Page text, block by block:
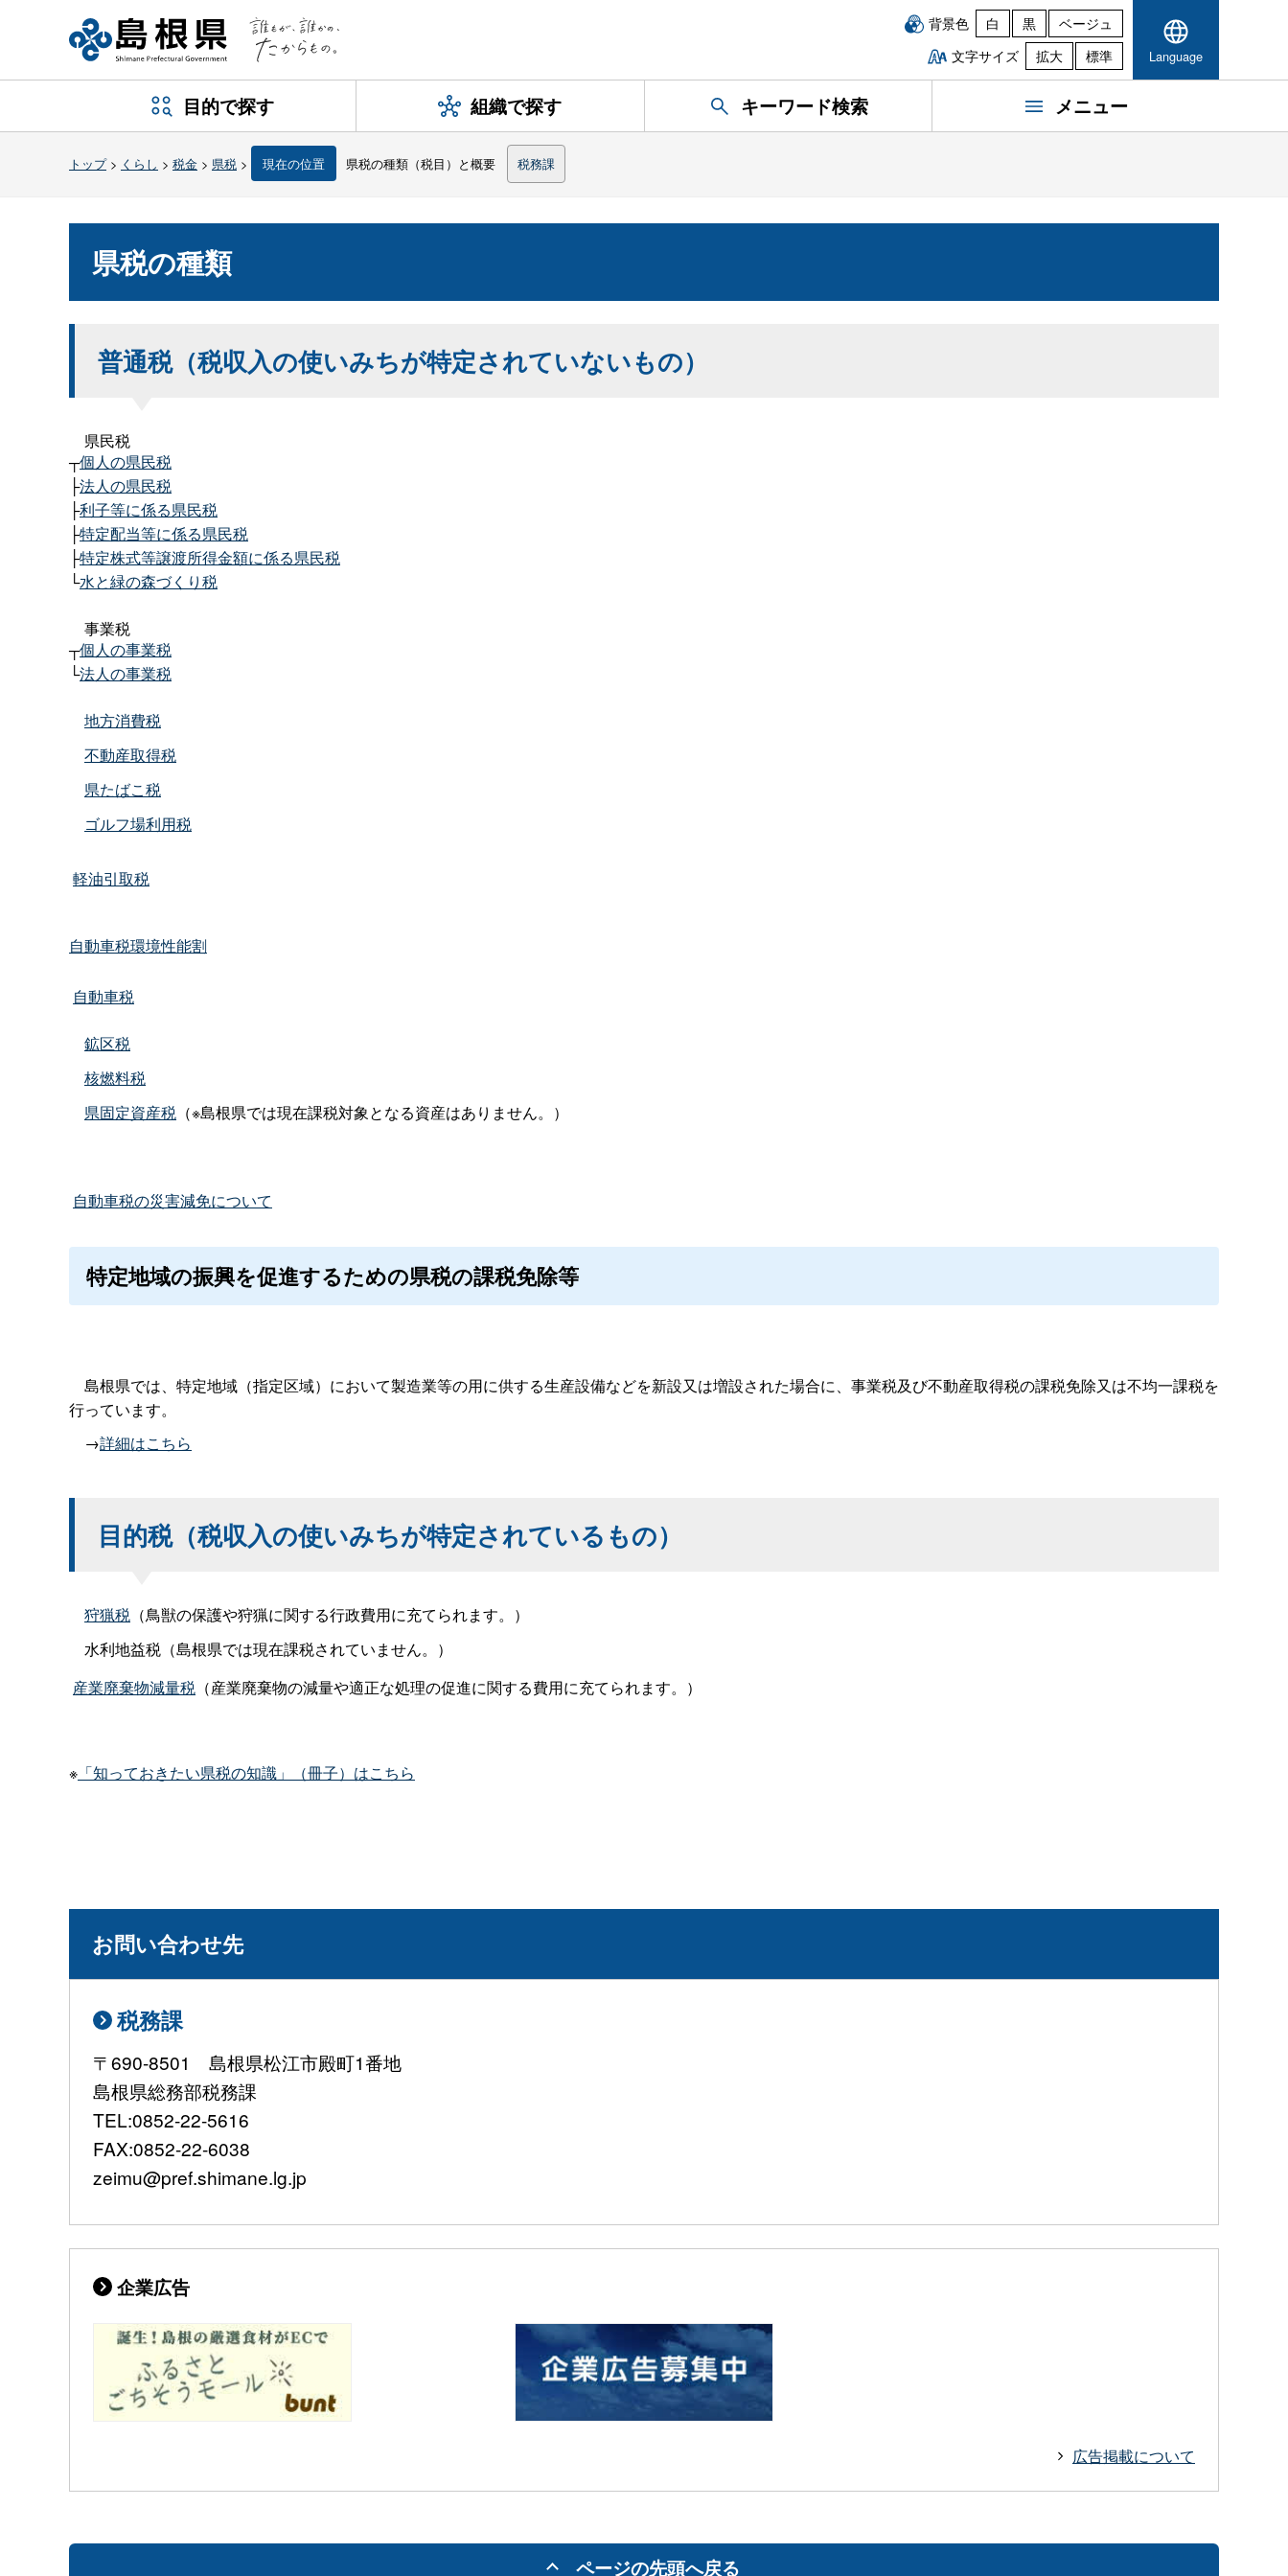
背景色 白 黒
ベージュ
文字サイズ
拡大 標準 Language
目的で探す 組織で探す キーワード検索 メニュー
トップ> くらし > 税金 > 県税 > 現在の位置 県税の種類（税目）と概要 税務課
県税の種類
普通税（税収入の使いみちが特定されていないもの）
県民税
┬個人の県民税
├法人の県民税
├利子等に係る県民税
├特定配当等に係る県民税
├特定株式等譲渡所得金額に係る県民税
└水と緑の森づくり税
事業税
┬個人の事業税
└法人の事業税
地方消費税
不動産取得税
県たばこ税
ゴルフ場利用税
軽油引取税
自動車税環境性能割
自動車税
鉱区税
核燃料税
県固定資産税 （※島根県では現在課税対象となる資産はありません。）
自動車税の災害減免について
特定地域の振興を促進するための県税の課税免除等
島根県では、特定地域（指定区域）において製造業等の用に供する生産設備などを新設又は増設された場合に、事業税及び不動産取得税の課税免除又は不均一課税を
行っています。
→詳細はこちら
目的税（税収入の使いみちが特定されているもの）
狩猟税 （鳥獣の保護や狩猟に関する行政費用に充てられます。）
水利地益税（島根県では現在課税されていません。）
産業廃棄物減量税 （産業廃棄物の減量や適正な処理の促進に関する費用に充てられます。）
※ 「知っておきたい県税の知識」（冊子）はこちら
お問い合わせ先
税務課
〒690-8501 島根県松江市殿町1番地
島根県総務部税務課
TEL:0852-22-5616
FAX:0852-22-6038
zeimu@pref.shimane.lg.jp
企業広告
広告掲載について
ページの先頭へ戻る